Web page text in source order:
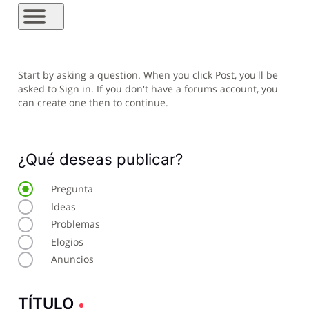
Start by asking a question. When you click Post, you'll be
asked to Sign in. If you don't have a forums account, you
can create one then to continue.
¿Qué deseas publicar?
Pregunta
Ideas
Problemas
Elogios
Anuncios
TÍTULO